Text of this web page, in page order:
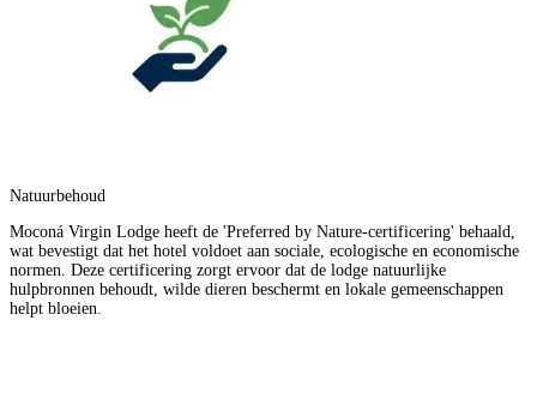
Natuurbehoud
Moconá Virgin Lodge heeft de 'Preferred by Nature-certificering' behaald,
wat bevestigt dat het hotel voldoet aan sociale, ecologische en economische
normen. Deze certificering zorgt ervoor dat de lodge natuurlijke
hulpbronnen behoudt, wilde dieren beschermt en lokale gemeenschappen
helpt bloeien.